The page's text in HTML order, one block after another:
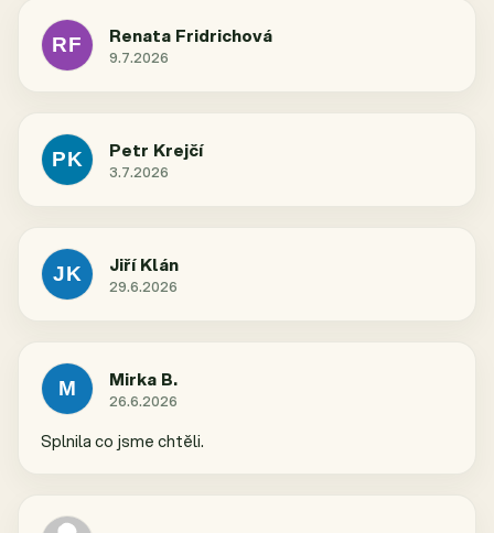
RF Renata Fridrichová
Hodnocení obchodu je 5 z 5 hvězdiček.
9.7.2026
PK Petr Krejčí
Hodnocení obchodu je 5 z 5 hvězdiček.
3.7.2026
JK Jiří Klán
Hodnocení obchodu je 5 z 5 hvězdiček.
29.6.2026
M Mirka B.
Hodnocení obchodu je 5 z 5 hvězdiček.
26.6.2026
Splnila co jsme chtěli.